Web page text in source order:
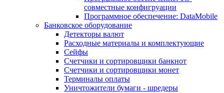
совместные конфигруации
Программное обеспечение: DataMobile
Банковское оборудование
Детекторы валют
Расходные материалы и комплектующие
Сейфы
Счетчики и сортировщики банкнот
Счетчики и сортировщики монет
Терминалы оплаты
Уничтожители бумаги - шредеры